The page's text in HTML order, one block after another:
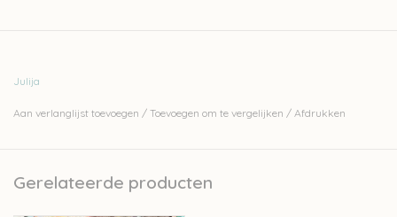
Julija
Aan verlanglijst toevoegen / Toevoegen om te vergelijken / Afdrukken
Gerelateerde producten